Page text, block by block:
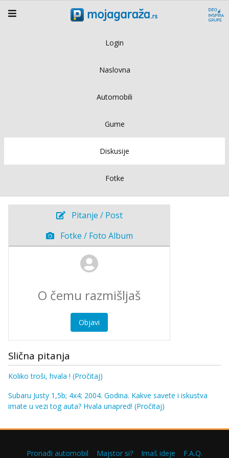
Login
Naslovna
Automobili
Gume
Diskusije
Fotke
Pitanje / Post
Fotke / Foto Album
Objavi
Slična pitanja
Koliko troši, hvala ! (Pročitaj)
Subaru Justy 1,5b; 4x4; 2004. Godina. Kakve savete i iskustva
imate u vezi tog auta? Hvala unapred! (Pročitaj)
Pronađi automobil Majstor si? Imaš ideje F.A.Q.